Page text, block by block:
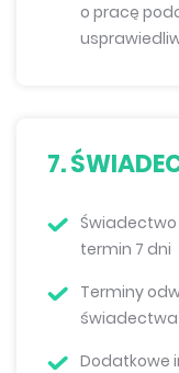
o pracę
7.
termin 7 dni
Terminy
Dodatkowe